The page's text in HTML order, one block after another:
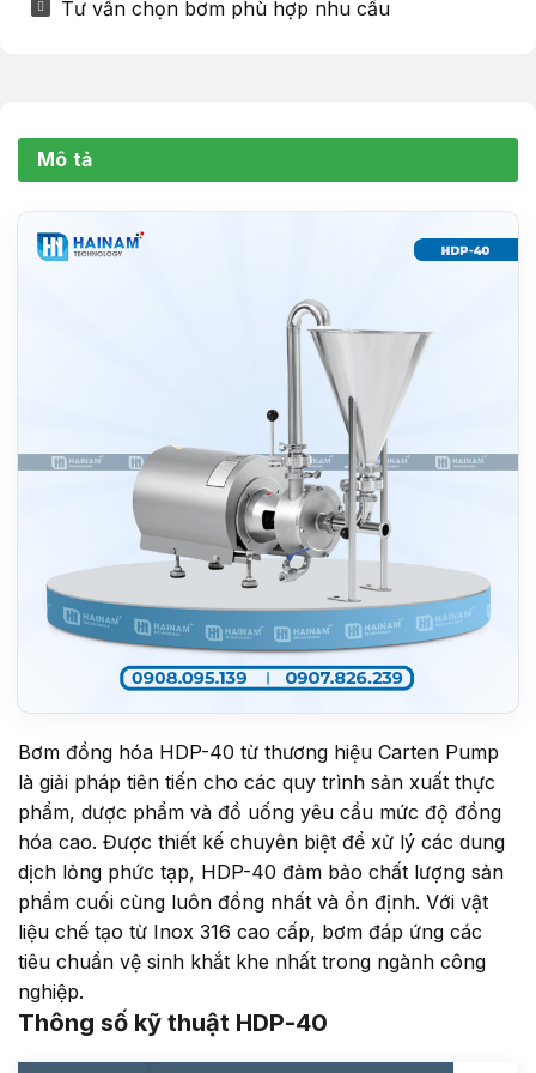
Tư vấn chọn bơm phù hợp nhu cầu
Mô tả
Bơm đồng hóa HDP-40 từ thương hiệu Carten Pump
là giải pháp tiên tiến cho các quy trình sản xuất thực
phẩm, dược phẩm và đồ uống yêu cầu mức độ đồng
hóa cao. Được thiết kế chuyên biệt để xử lý các dung
dịch lỏng phức tạp, HDP-40 đảm bảo chất lượng sản
phẩm cuối cùng luôn đồng nhất và ổn định. Với vật
liệu chế tạo từ Inox 316 cao cấp, bơm đáp ứng các
tiêu chuẩn vệ sinh khắt khe nhất trong ngành công
nghiệp.
Thông số kỹ thuật HDP-40